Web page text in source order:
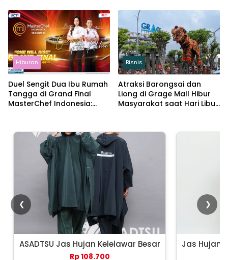
yang Jadi Idola Baru
Indonesia?
Semakin Sengit
Hiburan
Duel Sengit Dua Ibu Rumah
Tangga di Grand Final
MasterChef Indonesia:
Bisnis
Atraksi Barongsai dan
Liong di Grage Mall Hibur
Masyarakat saat Hari Libur
❮
ASADTSU Jas Hujan Kelelawar Besar
Rp 108.700
Jas Hujan
❯